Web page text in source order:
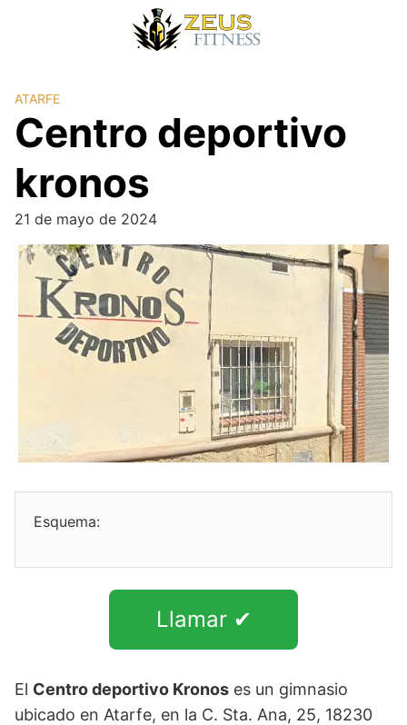
ATARFE
Centro deportivo
kronos
21 de mayo de 2024
Esquema:
Llamar ✔
El Centro deportivo Kronos es un gimnasio
ubicado en Atarfe, en la C. Sta. Ana, 25, 18230